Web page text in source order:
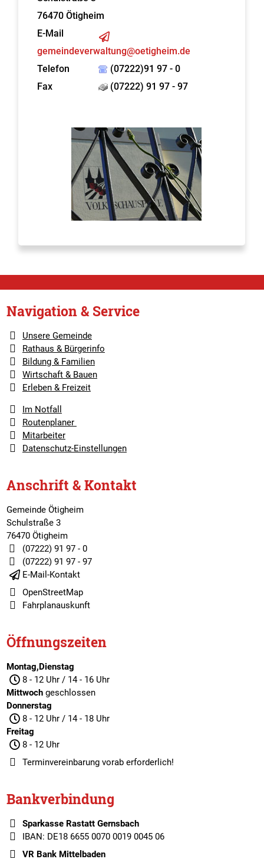
76470 Ötigheim
E-Mail
gemeindeverwaltung@oetigheim.de
Telefon
(07222)91 97 - 0
Fax
(07222) 91 97 - 97
Navigation & Service
Unsere Gemeinde
Rathaus & Bürgerinfo
Bildung & Familien
Wirtschaft & Bauen
Erleben & Freizeit
Im Notfall
Routenplaner
Mitarbeiter
Datenschutz-Einstellungen
Anschrift & Kontakt
Gemeinde Ötigheim
Schulstraße 3
76470 Ötigheim
(07222) 91 97 - 0
(07222) 91 97 - 97
E-Mail-Kontakt
OpenStreetMap
Fahrplanauskunft
Öffnungszeiten
Montag,Dienstag
8 - 12 Uhr / 14 - 16 Uhr
Mittwochgeschlossen
Donnerstag
8 - 12 Uhr / 14 - 18 Uhr
Freitag
8 - 12 Uhr
Terminvereinbarungvorab erforderlich!
Bankverbindung
Sparkasse Rastatt Gernsbach
IBAN: DE18 6655 0070 0019 0045 06
VR Bank Mittelbaden